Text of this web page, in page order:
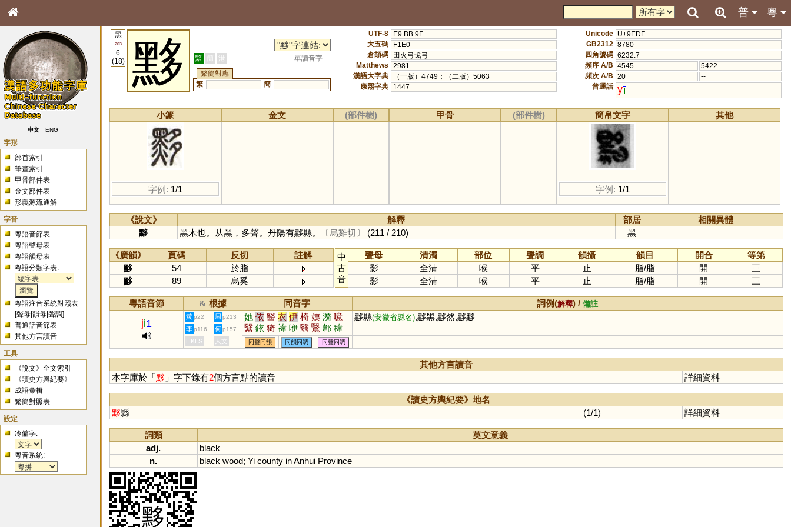
粵
普
中文 ENG
字形
部首索引
筆畫索引
甲骨部件表
金文部件表
形義源流通解
字音
粵語音節表
粵語聲母表
粵語韻母表
粵語分類字表:
粵語注音系統對照表
[聲母 |韻母 |聲調]
普通話音節表
其他方言讀音
工具
《說文》全文索引
《讀史方輿紀要》
成語彙輯
繁簡對照表
設定
冷僻字:
粵音系統:
黑
203
6
(18)
黟 繁 簡 港
單讀音字
繁簡對應
繁
簡
UTF-8
E9 BB 9F
大五碼
F1E0
倉頡碼
田火弓戈弓
Matthews
2981
漢語大字典
（一版）4749；（二版）5063
康熙字典
1447
Unicode U+9EDF
GB2312 8780
四角號碼 6232.7
頻序 A/B 4545
5422
頻次 A/B 20
--
普通話 y
小篆
字例: 1/1
金文 (部件樹) 甲骨 (部件樹) 簡帛文字
字例: 1/1
其他
《說文》 解釋 部居
相關異體
黟
黑木也。从黑，多聲。丹陽有黟縣。 〔烏雞切〕 (211 / 210) 黑
《廣韻》 頁碼 反切
註解
黟
54
於脂
黟
89 烏奚
中
古
音
聲母 清濁 部位 聲調 韻攝 韻目 開合
等第
影
全清 喉 平 止 脂/脂 開
三
影
全清 喉 平 止 脂/脂 開 三
粵語音節 & 根據 同音字 詞例(解釋) /備註
ji1
黃 p22 周 p213 她 依 醫 衣 伊 椅 姨 漪 噫
繄 銥 猗 禕 咿 翳 鷖 郼 稦
檹 洢 黳 毉 瑿 嫛 蛜 欹
黟縣(安徽省縣名),黟黑,黟然,黟黟
李 p116 何 p157
HKLS 人文 同聲同韻 同韻同調 同聲同調
其他方言讀音
本字庫於「黟 」字下錄有2個方言點的讀音 詳細資料
《讀史方輿紀要》地名
黟縣 (1/1) 詳細資料
詞類
英文意義
adj.
black
n.
black wood; Yi county inAnhui Province